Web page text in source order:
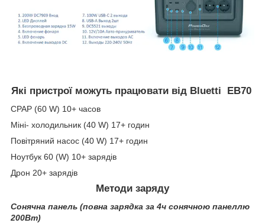
Які пристрої можуть працювати від Bluetti EB70
CPAP (60 W) 10+ часов
Міні- холодильник (40 W) 17+ годин
Повітряний насос (40 W) 17+ годин
Ноутбук 60 (W) 10+ зарядів
Дрон 20+ зарядів
Методи заряду
Сонячна панель (повна зарядка за 4ч сонячною панеллю
200Вт)